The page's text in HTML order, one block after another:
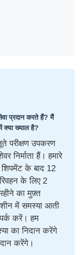
प्रदान करते हैं? मैं
क्या ख्याल है?
परीक्षण उपकरण
निर्माता हैं। हमारे
के बाद 12
के लिए 2
का मुफ़्त
में समस्या आती
करें। हम
का निदान करेंगे
करेंगे।